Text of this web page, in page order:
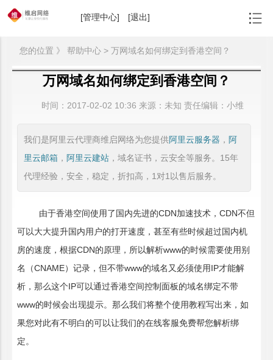
[管理中心] [退出]
您的位置 》 帮助中心 > 万网域名如何绑定到香港空间？
万网域名如何绑定到香港空间？
时间： 2017-02-02 10:36 来源： 未知 责任编辑：小维
我们是阿里云代理商维启网络为您提供阿里云服务器 ， 阿
里云邮箱 ， 阿里云建站 ，域名证书，云安全等服务。15年
代理经验，安全，稳定，折扣高，1对1以售后服务。
由于香港空间使用了国内先进的CDN加速技术，CDN不但
可以大大提升国内用户的打开速度，甚至有些时候超过国内机
房的速度，根据CDN的原理，所以解析www的时候需要使用别
名（CNAME）记录，但不带www的域名又必须使用IP才能解
析，那么这个IP可以通过香港空间控制面板的域名绑定不带
www的时候会出现提示。那么我们将整个使用教程写出来，如
果您对此有不明白的可以让我们的在线客服免费帮您解析绑
定。